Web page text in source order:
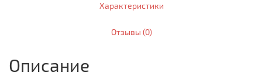
Характеристики
Отзывы (0)
Описание